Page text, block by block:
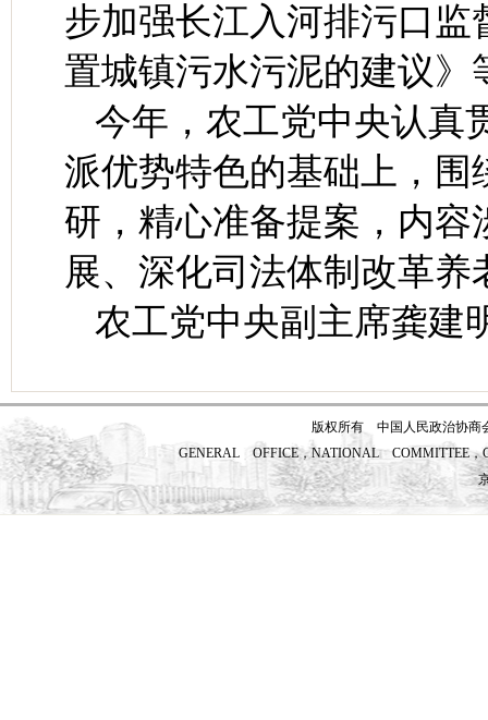
步加强长江入河排污口
置城镇污水污泥的建议》
今年，农工党中央认真
派优势特色的基础上，
研，精心准备提案，内
展、深化司法体制改革
农工党中央副主席龚建
版权所有 中国人民政治协商
GENERAL OFFICE，NATIONAL COMMITTEE，